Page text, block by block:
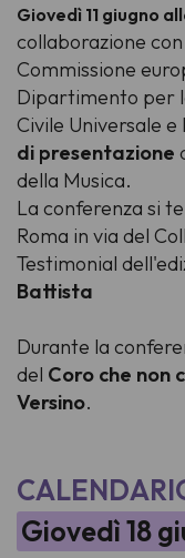
Giovedì 11 giugno
collaborazione
Commissione
Dipartimento per
Civile Universale e
di presentazione
della Musica.
La conferenza si
Roma in via del
Testimonial
Battista
Durante la
del Coro che non
Versino.
Giovedì 18